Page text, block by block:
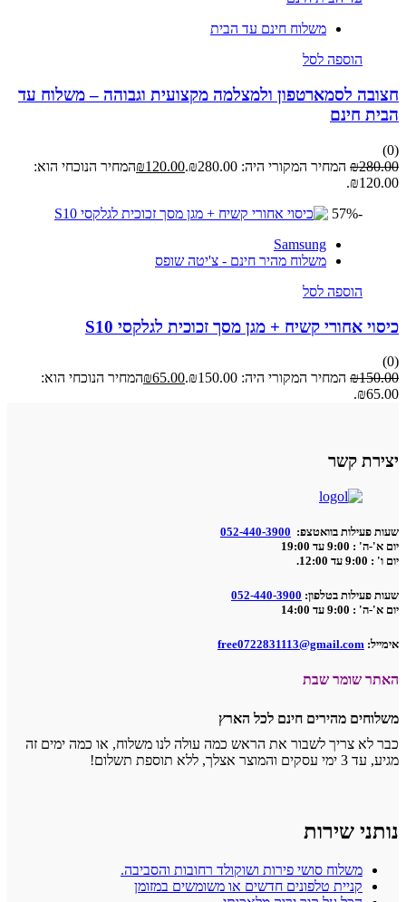
משלוח חינם עד הבית
הוספה לסל
חצובה לסמארטפון ולמצלמה מקצועית וגבוהה – משלוח עד
הבית חינם
(0)
₪280.00 המחיר המקורי היה: ₪280.00. ₪120.00
המחיר הנוכחי הוא:
₪120.00.
-57%
Samsung
משלוח מהיר חינם - צ'יטה שופס
הוספה לסל
כיסוי אחורי קשיח + מגן מסך זכוכית לגלקסי S10
(0)
₪150.00 המחיר המקורי היה: ₪150.00. ₪65.00
המחיר הנוכחי הוא:
₪65.00.
יצירת קשר
שעות פעילות בוואטצפ: 052-440-3900
יום א'-ה' : 9:00 עד 19:00
יום ו' : 9:00 עד 12:00.
שעות פעילות בטלפון: 052-440-3900
יום א'-ה' : 9:00 עד 14:00
אימייל: free0722831113@gmail.com
האתר שומר שבת
משלוחים מהירים חינם לכל הארץ
כבר לא צריך לשבור את הראש כמה עולה לנו משלוח, או כמה ימים זה
מגיע, עד 3 ימי עסקים והמוצר אצלך, ללא תוספת תשלום!
נותני שירות
משלוח סושי פירות ושוקולד רחובות והסביבה.
קניית טלפונים חדשים או משומשים במזומן